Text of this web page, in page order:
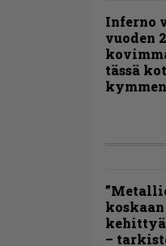
Inferno
vuoden
tässä
kehittyä
–